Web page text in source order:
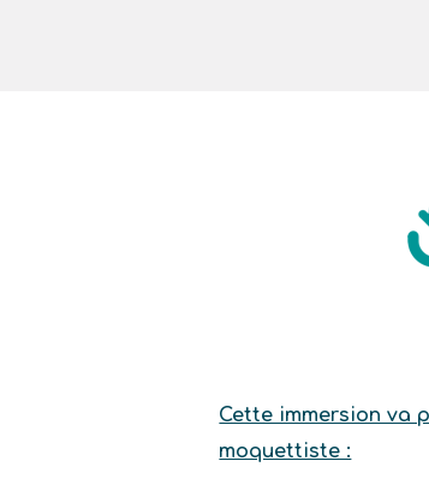
Cette immersion va
moquettiste :